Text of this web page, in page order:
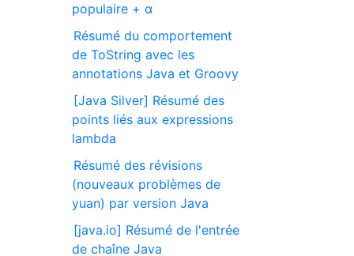
populaire + α
Résumé du comportement
de ToString avec les
annotations Java et Groovy
[Java Silver] Résumé des
points liés aux expressions
lambda
Résumé des révisions
(nouveaux problèmes de
yuan) par version Java
[java.io] Résumé de l'entrée
de chaîne Java